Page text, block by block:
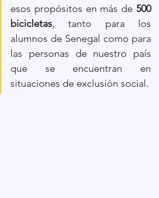
esos propósitos en más de 500
bicicletas, tanto para los
alumnos de Senegal como para
las personas de nuestro país
que se encuentran en
situaciones de exclusión social.